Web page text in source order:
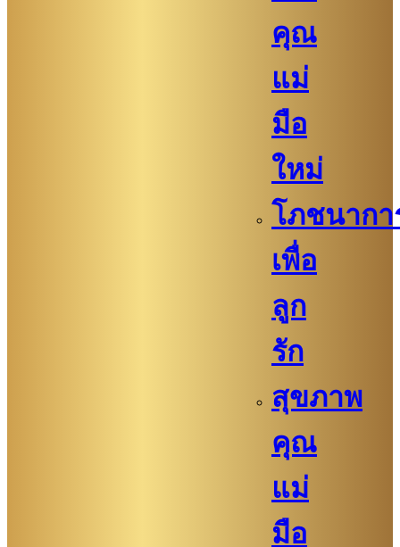
คุณ
แม่
มือ
ใหม่
โภชนากา
เพื่อ
ลูก
รัก
สุขภาพ
คุณ
แม่
มือ